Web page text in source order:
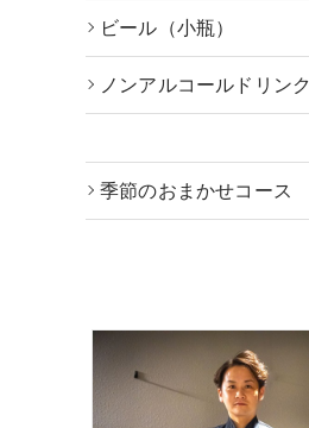
ビール（小瓶）
ノンアルコールドリンク
季節のおまかせコース